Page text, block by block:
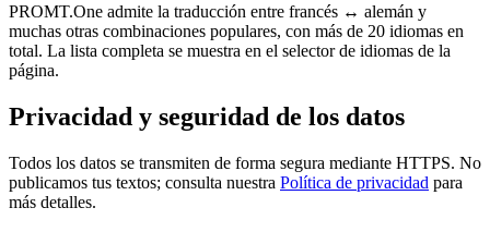
PROMT.One admite la traducción entre francés ↔ alemán y
muchas otras combinaciones populares, con más de 20 idiomas en
total. La lista completa se muestra en el selector de idiomas de la
página.
Privacidad y seguridad de los datos
Todos los datos se transmiten de forma segura mediante HTTPS. No
publicamos tus textos; consulta nuestra Política de privacidad para
más detalles.